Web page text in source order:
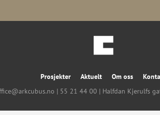
Prosjekter Aktuelt Om oss
| 55 21 44 00 | Halfdan Kjerulfs